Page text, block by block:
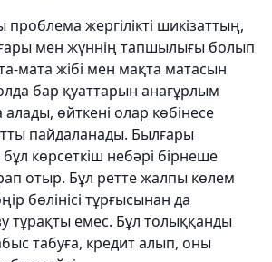
жергілікті шикізаттың,
мен жүннің тапшылығы болып
мата жібі мен мақта матасын
бар қуаттарын анағұрлым
алады, өйткені олар көбінесе
пайдаланады. Былғары
көрсеткіш небәрі бірнеше
отыр. Бұл ретте жалпы көлем
бөлінісі тұрғысынан да
тұрақты емес. Бұл толыққанды
табуға, кредит алып, оны